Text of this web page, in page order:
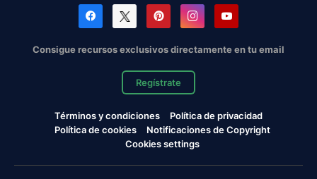
Consigue recursos exclusivos directamente en tu email
Regístrate
Términos y condiciones
Política de privacidad
Política de cookies
Notificaciones de Copyright
Cookies settings